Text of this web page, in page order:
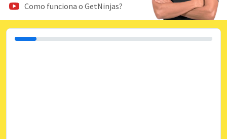
Como funciona o GetNinjas?